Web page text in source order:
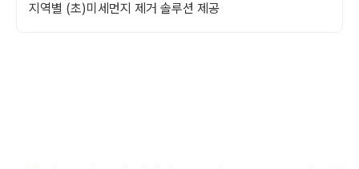
지역별 (초)미세먼지 제거 솔루션 제공